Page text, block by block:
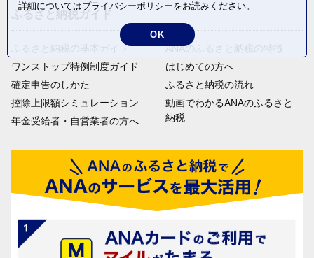
ふるさと納税ガイド
ふるさと納税の基本ガイド
ワンストップ特例制度ガイド
確定申告のしかた
控除上限額シミュレーション
年金受給者・自営業者の方へ
ANAのふるさと納税の特徴
はじめての方へ
ふるさと納税の流れ
動画でわかるANAのふるさと
納税
詳細についてはプライバシーポリシーをお読みください。
OK